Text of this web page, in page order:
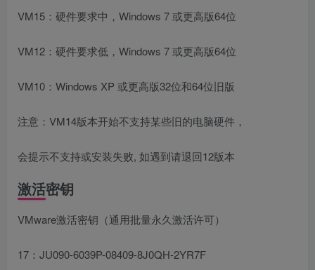
VM15：硬件要求中，Windows 7 或更高版64位
VM12：硬件要求低，Windows 7 或更高版64位
VM10：Windows XP 或更高版32位和64位旧版
注意：VM14版本开始不支持某些旧的电脑硬件，
会提示不支持或安装失败, 如遇到请退回12版本
激活密钥
VMware激活密钥（通用批量永久激活许可）
17：JU090-6039P-08409-8J0QH-2YR7F